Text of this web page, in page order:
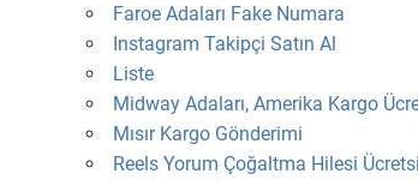
Faroe Adaları Fake Numara
Instagram Takipçi Satın Al
Liste
Midway Adaları, Amerika Kargo
Mısır Kargo Gönderimi
Reels Yorum Çoğaltma Hilesi